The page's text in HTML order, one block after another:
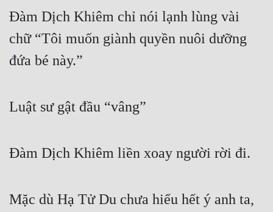
Đàm Dịch Khiêm chỉ nói lạnh lùng vài
chữ “Tôi muốn giành quyền nuôi dưỡng
đứa bé này.”
Luật sư gật đầu “vâng”
Đàm Dịch Khiêm liền xoay người rời đi.
Mặc dù Hạ Tử Du chưa hiểu hết ý anh ta,